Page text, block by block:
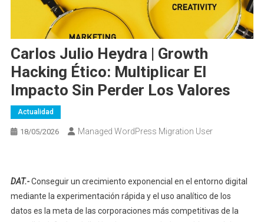
Carlos Julio Heydra | Growth
Hacking Ético: Multiplicar El
Impacto Sin Perder Los Valores
Actualidad
18/05/2026 Managed WordPress Migration User
DAT.-Conseguir un crecimiento exponencial en el entorno digital
mediante la experimentación rápida y el uso analítico de los
datos es la meta de las corporaciones más competitivas de la